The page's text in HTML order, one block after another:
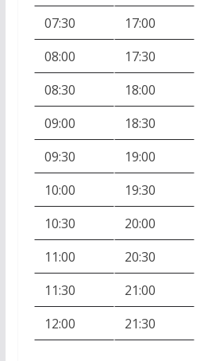
07:30
17:00
08:00
17:30
08:30
18:00
09:00
18:30
09:30
19:00
10:00
19:30
10:30
20:00
11:00
20:30
11:30
21:00
12:00
21:30